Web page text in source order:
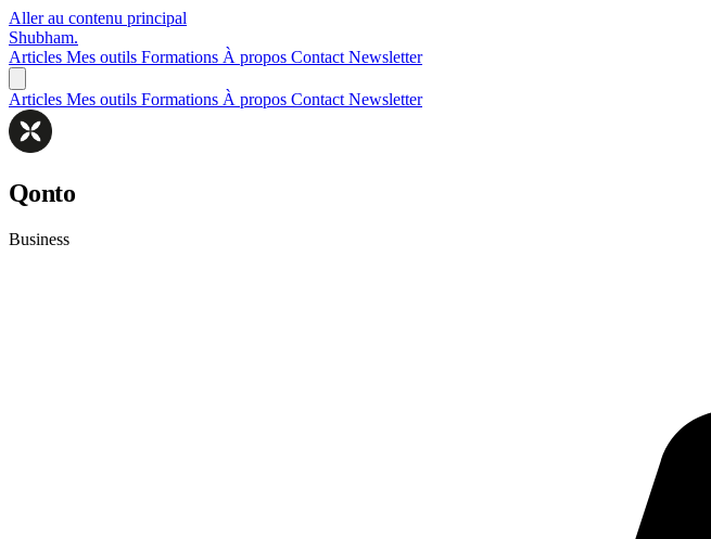
Aller au contenu principal
Shubham.
Articles Mes outils Formations À propos Contact Newsletter
Articles Mes outils Formations À propos Contact Newsletter
Qonto
Business